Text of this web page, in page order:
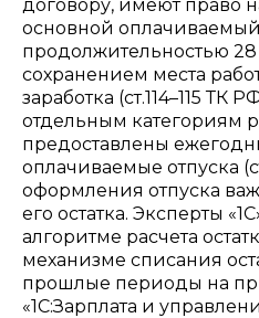
договору, имеют право
основной оплачиваемый
продолжительностью
сохранением места
заработка (ст.114–115 ТК
отдельным категориям
предоставлены
оплачиваемые отпуска
оформления отпуска
его остатка. Эксперты
алгоритме расчета
механизме списания
прошлые периоды на
«1С:Зарплата и